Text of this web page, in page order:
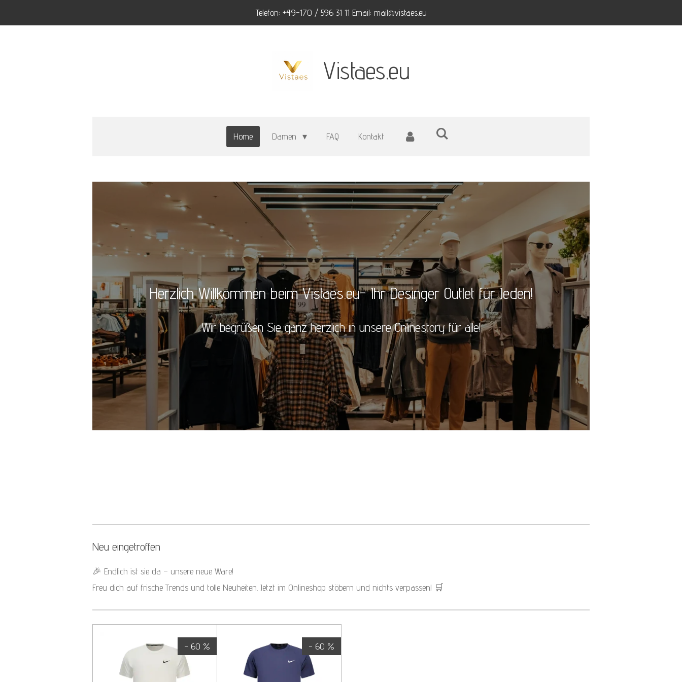
Telefon: +49-170 / 596 31 11 Email: mail@vistaes.eu
Vistaes.eu
Home Damen FAQ Kontakt
Herzlich Willkommen beim Vistaes.eu- Ihr Desinger Outlet für Jeden!
Wir begrüßen Sie ganz herzlich in unsere Onlinestory für alle!
Neu eingetroffen
🎉 Endlich ist sie da – unsere neue Ware!
Freu dich auf frische Trends und tolle Neuheiten. Jetzt im Onlineshop stöbern und nichts verpassen! 🛒
- 60 % - 60 %